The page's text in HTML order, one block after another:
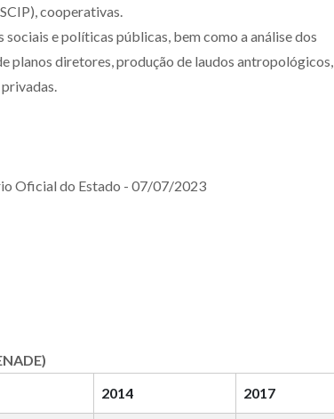
cooperativas.
e políticas públicas, bem como a análise dos
planos diretores, produção de laudos antropológicos,
Oficial do Estado - 07/07/2023
2014 2017